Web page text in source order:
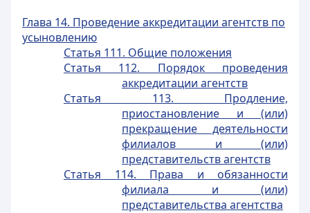
Глава 14. Проведение аккредитации агентств по
усыновлению
Статья 111. Общие положения
Статья 112. Порядок проведения
аккредитации агентств
Статья 113. Продление,
приостановление и (или)
прекращение деятельности
филиалов и (или)
представительств агентств
Статья 114. Права и обязанности
филиала и (или)
представительства агентства